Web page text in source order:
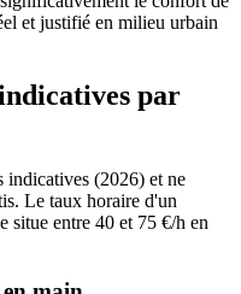
et justifié en milieu urbain
par
indicatives (2026) et ne
Le taux horaire d'un
situe entre 40 et 75 €/h en